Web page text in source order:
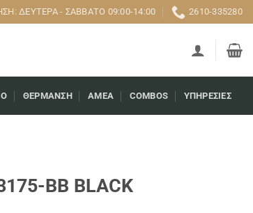
ΔΕΥΤΈΡΑ - ΣΆΒΒΑΤΟ 09:00-14:00 2610-335280
ΘΈΡΜΑΝΣΗ AMEA COMBOS ΥΠΗΡΕΣΊΕΣ
BB BLACK